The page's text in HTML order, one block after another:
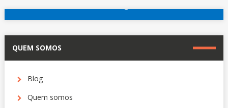
Outros hotéis em Paris
QUEM SOMOS
Blog
Quem somos